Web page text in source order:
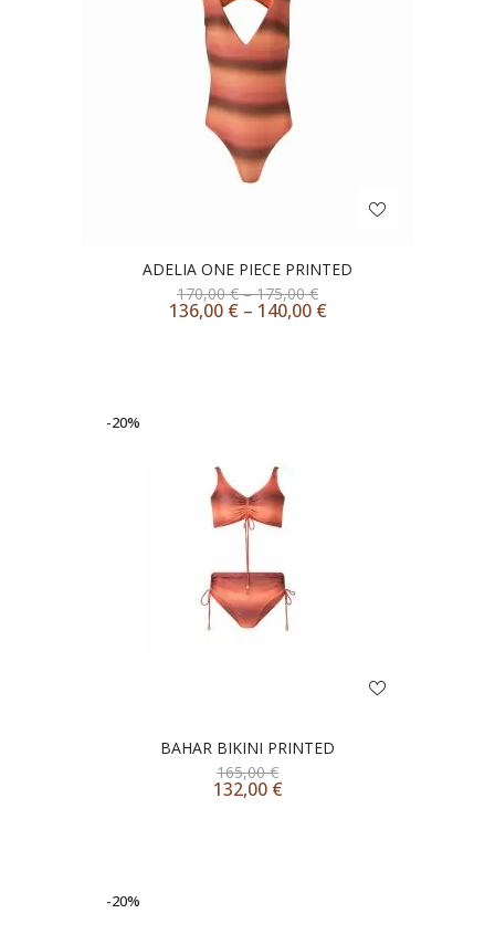
ADELIA ONE PIECE PRINTED
170,00€ – 175,00€
136,00 € – 140,00 €
-20%
BAHAR BIKINI PRINTED
165,00€
132,00 €
-20%